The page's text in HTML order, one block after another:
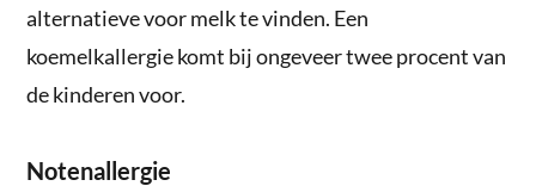
alternatieve voor melk te vinden. Een
koemelkallergie komt bij ongeveer twee procent van
de kinderen voor.
Notenallergie